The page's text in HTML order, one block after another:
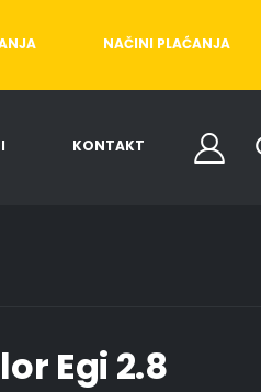
NAČINI PLAĆANJA
KONTAKT
Egi 2.8